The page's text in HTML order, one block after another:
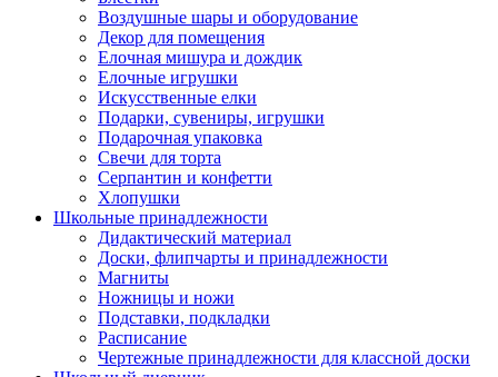
Воздушные шары и оборудование
Декор для помещения
Елочная мишура и дождик
Елочные игрушки
Искусственные елки
Подарки, сувениры, игрушки
Подарочная упаковка
Свечи для торта
Серпантин и конфетти
Хлопушки
Школьные принадлежности
Дидактический материал
Доски, флипчарты и принадлежности
Магниты
Ножницы и ножи
Подставки, подкладки
Расписание
Чертежные принадлежности для классной доски